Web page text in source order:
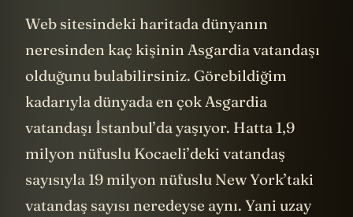
Web sitesindeki haritada dünyanın
neresinden kaç kişinin Asgardia vatandaşı
olduğunu bulabilirsiniz. Görebildiğim
kadarıyla dünyada en çok Asgardia
vatandaşı İstanbul’da yaşıyor. Hatta 1,9
milyon nüfuslu Kocaeli’deki vatandaş
sayısıyla 19 milyon nüfuslu New York’taki
vatandaş sayısı neredeyse aynı. Yani uzay